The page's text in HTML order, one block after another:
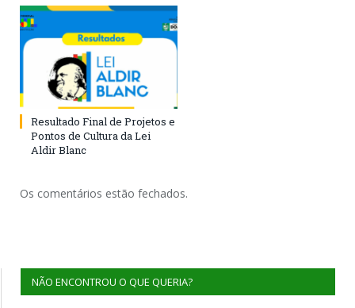
Resultado Final de Projetos e
Pontos de Cultura da Lei
Aldir Blanc
Os comentários estão fechados.
NÃO ENCONTROU O QUE QUERIA?